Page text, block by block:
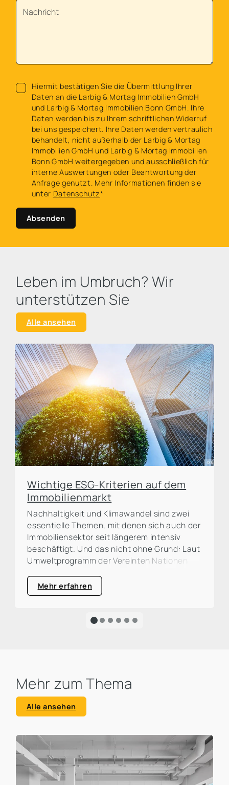
Hiermit bestätigen Sie die Übermittlung Ihrer
Daten an die Larbig & Mortag Immobilien GmbH
und Larbig & Mortag Immobilien Bonn GmbH. Ihre
Daten werden bis zu Ihrem schriftlichen Widerruf
bei uns gespeichert. Ihre Daten werden vertraulich
behandelt, nicht außerhalb der Larbig & Mortag
Immobilien GmbH und Larbig & Mortag Immobilien
Bonn GmbH weitergegeben und ausschließlich für
interne Auswertungen oder Beantwortung der
Anfrage genutzt. Mehr Informationen finden sie
unter Datenschutz*
Absenden
Leben im Umbruch? Wir
unterstützen Sie
Alle ansehen
Wichtige ESG-Kriterien auf dem
Immobilienmarkt
Nachhaltigkeit und Klimawandel sind zwei
essentielle Themen, mit denen sich auch der
Immobiliensektor seit längerem intensiv
beschäftigt. Und das nicht ohne Grund: Laut
Umweltprogramm der Vereinten Nationen
für rund ein Drittel der weltweiten CO²-
Emissionen verantwortlich. Eine große
die Dringlichkeit für eine ökologische
Mehr erfahren
Mehr zum Thema
Alle ansehen